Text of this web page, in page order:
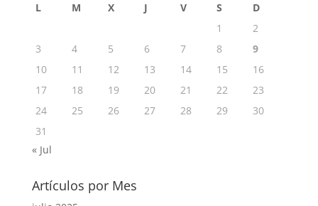
L M X J V S
D
1
2
3
4 5 6 7 8
9
10
11 12 13 14 15
16
17
18 19 20 21 22
23
24
25 26 27 28 29
30
31
« Jul
Artículos por Mes